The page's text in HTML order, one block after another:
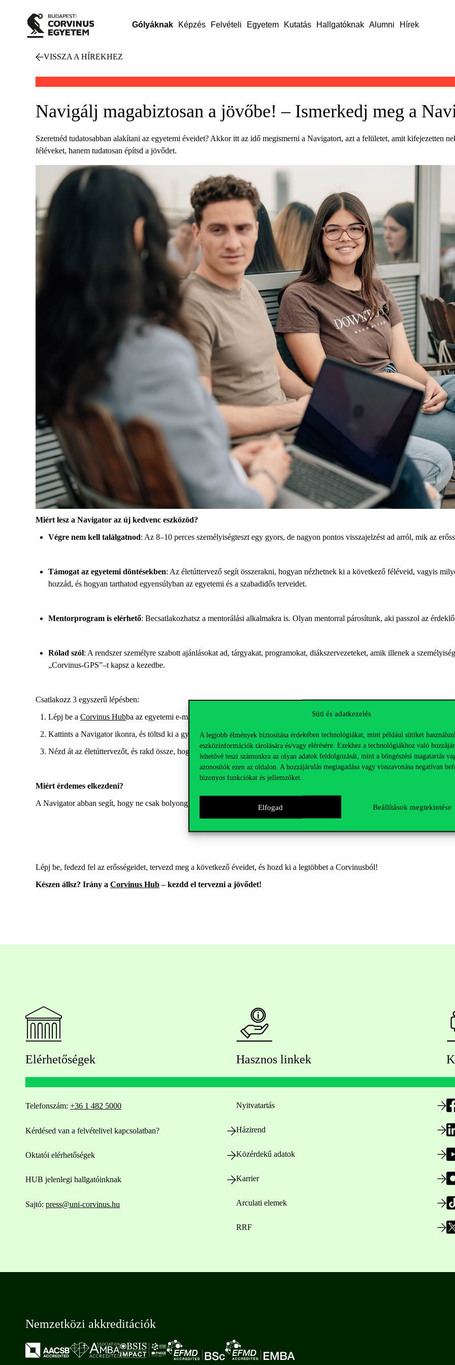
Süti és adatkezelés
A legjobb élmények biztosítása érdekében technológiákat, mint például sütiket
eszközinformációk tárolására és/vagy elérésére. Ezekhez a technológiákhoz való
lehetővé teszi számunkra az olyan adatok feldolgozását, mint a böngészési magatartás
azonosítók ezen az oldalon. A hozzájárulás megtagadása vagy visszavonása negatívan
bizonyos funkciókat és jellemzőket.
Elfogad Beállítások megtekintése
Gólyáknak Képzés Felvételi Egyetem Kutatás Hallgatóknak Alumni Hírek
VISSZA A HÍREKHEZ
Navigálj magabiztosan a jövőbe! – Ismerkedj meg a
Szeretnéd tudatosabban alakítani az egyetemi éveidet? Akkor itt az idő megismerni a Navigatort, azt a felületet, amit kifejezetten
féléveket, hanem tudatosan építsd a jövődet.
Miért lesz a Navigator az új kedvenc eszközöd?
Végre nem kell találgatnod: Az 8–10 perces személyiségteszt egy gyors, de nagyon pontos visszajelzést ad arról, mik az
Támogat az egyetemi döntésekben: Az életúttervező segít összerakni, hogyan nézhetnek ki a következő féléveid, vagyis
hozzád, és hogyan tarthatod egyensúlyban az egyetemi és a szabadidős terveidet.
Mentorprogram is elérhető: Becsatlakozhatsz a mentorálási alkalmakra is. Olyan mentorral párosítunk, aki passzol az
Rólad szól: A rendszer személyre szabott ajánlásokat ad, tárgyakat, programokat, diákszervezeteket, amik illenek a
„Corvinus-GPS”–t kapsz a kezedbe.
Csatlakozz 3 egyszerű lépésben:
Lépj be a Corvinus Hubba az egyetemi e-mail címeddel és
Kattints a Navigatorikonra, és töltsd ki a gyorsszemélyiségtesztet (~8–10 perc).
Nézd át az életúttervezőt, és rakd össze, hogyan szeretnéd alakítani a következő féléveidet legyen szó a tárgyaktól kezdve a
Miért érdemes elkezdeni?
A Navigator abban segít, hogy ne csak bolyongj, hanem céltudatosan haladj az egyetemi éveid során.
Lépj be, fedezd fel az erősségeidet, tervezd meg a következő éveidet, és hozd ki a legtöbbet a Corvinusból!
Készen állsz? Irány a Corvinus Hub– kezdd el tervezni a jövődet!
Elérhetőségek
Telefonszám: +36 1 482 5000
Kérdésed van a felvételivel kapcsolatban?
Oktatói elérhetőségek
HUB jelenlegi hallgatóinknak
Sajtó: press@uni-corvinus.hu
Hasznos linkek
Nyitvatartás
Házirend
Közérdekű adatok
Karrier
Arculati elemek
RRF
Nemzetközi akkreditációk